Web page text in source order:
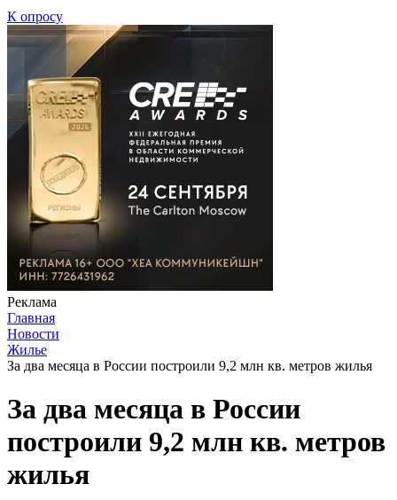
К опросу
Реклама
Главная
Новости
Жилье
За два месяца в России построили 9,2 млн кв. метров жилья
За два месяца в России
построили 9,2 млн кв. метров
жилья